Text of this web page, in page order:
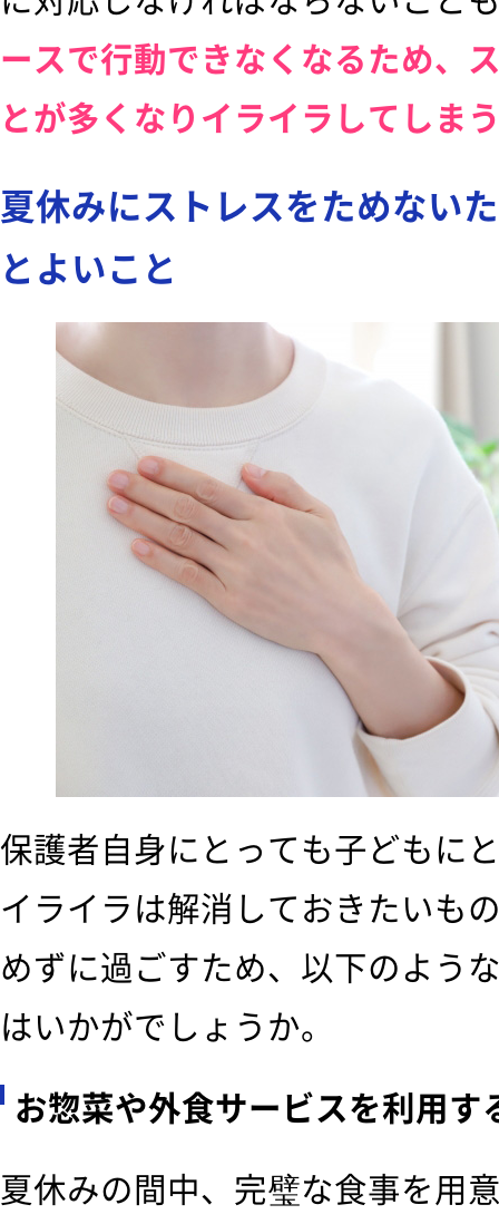
ースで行動できなくなるため、
とが多くなりイライラしてしま
夏休みにストレスをためない
とよいこと
保護者自身にとっても子どもに
イライラは解消しておきたいも
めずに過ごすため、以下のよう
はいかがでしょうか。
お惣菜や外食サービスを利用す
夏休みの間中、完璧な食事を用